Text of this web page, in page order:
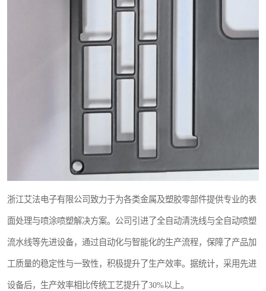
浙江艾法电子有限公司致力于为各类金属及塑胶零部件提供专业的表
面处理与喷涂喷塑解决方案。公司引进了全自动清洗线与全自动喷塑
流水线等先进设备，通过自动化与智能化的生产流程，保障了产品加
工质量的稳定性与一致性，积极提升了生产效率。据统计，采用先进
设备后，生产效率相比传统工艺提升了30%以上。